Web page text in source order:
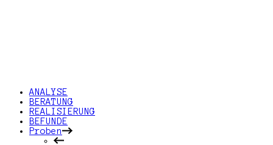
ANALYSE
BERATUNG
REALISIERUNG
BEFUNDE
Proben